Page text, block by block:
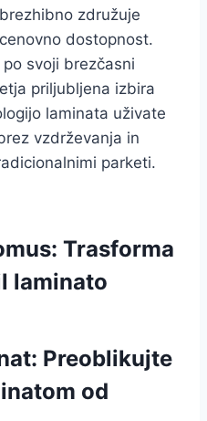
združuje
dostopnost.
svoji brezčasni
priljubljena izbira
laminata uživate
vzdrževanja in
parketi.
Trasforma
laminato
Preoblikujte
od